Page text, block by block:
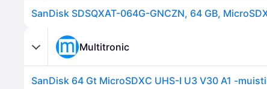
Multitronic